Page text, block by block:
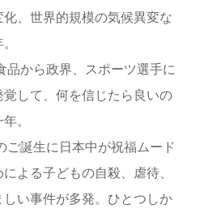
、世界的規模の気候異変な
ら政界、スポーツ選手に
して、何を信じたら良いの
。
生に日本中が祝福ムード
よる子どもの自殺、虐待、
い事件が多発。ひとつしか